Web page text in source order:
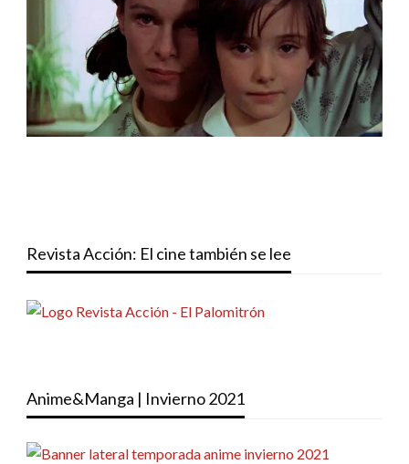
Revista Acción: El cine también se lee
Anime&Manga | Invierno 2021